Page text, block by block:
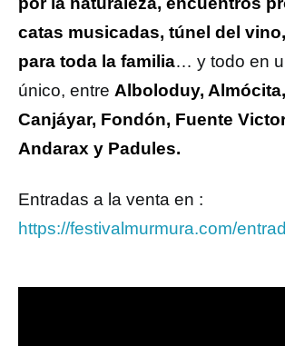
catas musicadas, túnel del
para toda la familia… y todo en
único, entre Alboloduy,
Canjáyar, Fondón, Fuente
Andarax y Padules.
Entradas a la venta en :
https://festivalmurmura.com/